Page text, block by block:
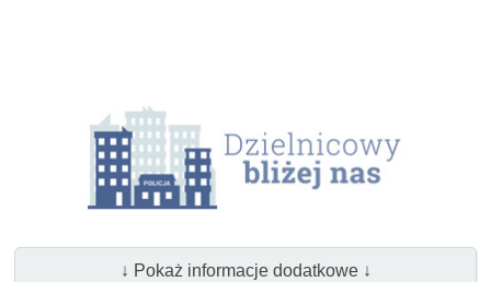
↓ Pokaż informacje dodatkowe ↓